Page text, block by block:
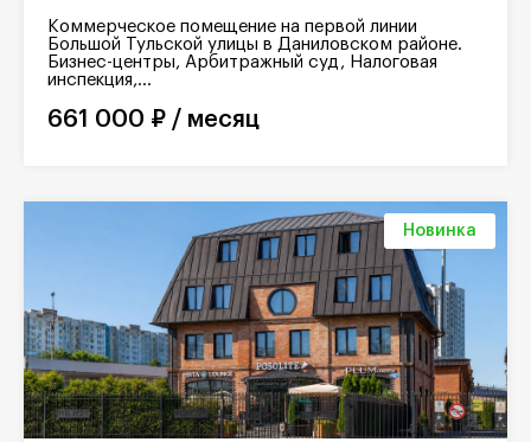
Коммерческое помещение на первой линии
Большой Тульской улицы в Даниловском районе.
Бизнес-центры, Арбитражный суд, Налоговая
инспекция,...
661 000 ₽ / месяц
Новинка